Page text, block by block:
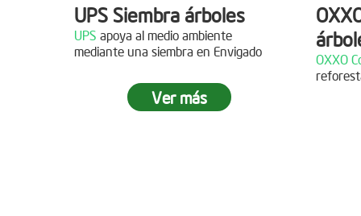
Descripción
¡Gracias al Grupo NW por
acompañarnos en nuestras jornadas
de reforestación!
UPS Siembra árboles
UPS apoya al medio ambiente
mediante una siembra en Envigado
Ver más
OXXO